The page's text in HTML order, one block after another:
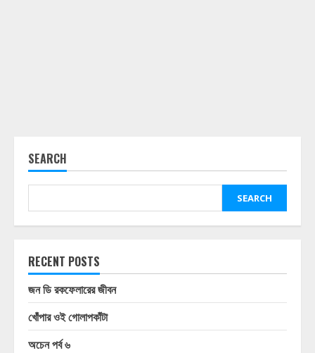
SEARCH
SEARCH
RECENT POSTS
জন ডি রকফেলারের জীবন
খোঁপার ওই গোলাপকাঁটা
অচেন পর্ব ৬